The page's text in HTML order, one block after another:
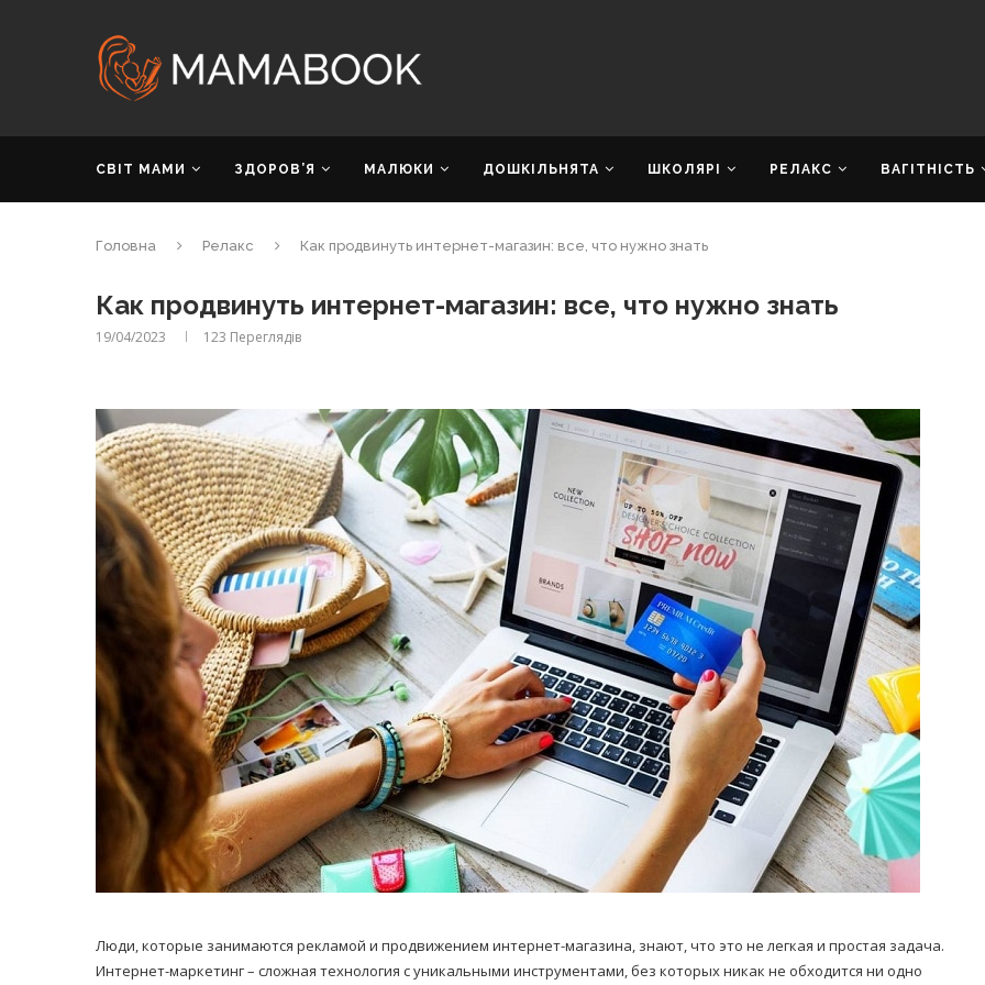
СВІТ МАМИ ЗДОРОВ’Я МАЛЮКИ ДОШКІЛЬНЯТА ШКОЛЯРІ РЕЛАКС ВАГІТНІСТЬ
Головна Релакс Как продвинуть интернет-магазин: все, что нужно знать
Как продвинуть интернет-магазин: все, что нужно знать
19/04/2023 123 Переглядів
Люди, которые занимаются рекламой и продвижением интернет-магазина, знают, что это не легкая и простая задача.
Интернет-маркетинг – сложная технология с уникальными инструментами, без которых никак не обходится ни одно
принимать
никакого кипятка
30/Січ/2021
Лікарі назвали симптоми
коронавірусу в дітей
14/Бер/2020
Попробуйте рецепт
легендарного супа доктора
Моро, который без...
08/Січ/2021